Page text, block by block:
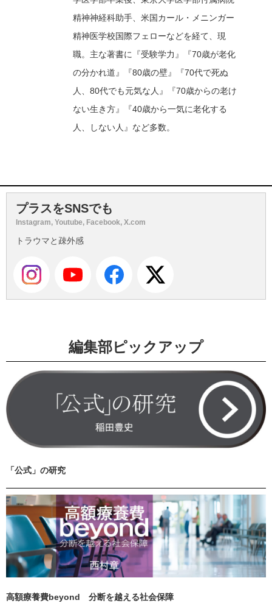
精神神経科助手、米国カール・メニンガー
精神医学校国際フェローなどを経て、現
職。主な著書に『受験学力』『70歳が老化
の分かれ道』『80歳の壁』『70代で死ぬ
人、80代でも元気な人』『70歳からの老け
ない生き方』『40歳から一気に老化する
人、しない人』など多数。
プラスをSNSでも
Instagram, Youtube, Facebook, X.com
トラウマと疎外感
編集部ピックアップ
「公式」の研究
高額療養費beyond 分断を越える社会保障